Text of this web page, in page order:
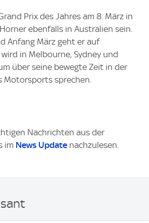
Prix des Jahres am 8. März in
ebenfalls in Australien sein.
Anfang März geht er auf
in Melbourne, Sydney und
über seine bewegte Zeit in der
Motorsports sprechen.
Nachrichten aus der
im News Update nachzulesen.